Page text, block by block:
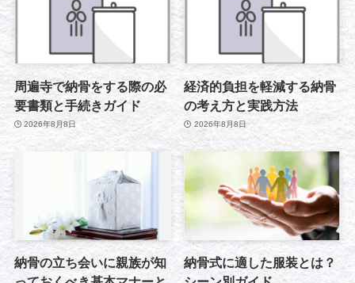
周遍寺で納骨をする際の必
要書類と手続きガイド
2026年8月8日
経済的負担を軽減する納骨
の考え方と実践方法
2026年8月8日
納骨の立ち会いに親族が知
納骨式に適した服装とは？